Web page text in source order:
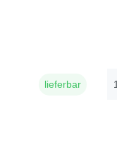
lieferbar